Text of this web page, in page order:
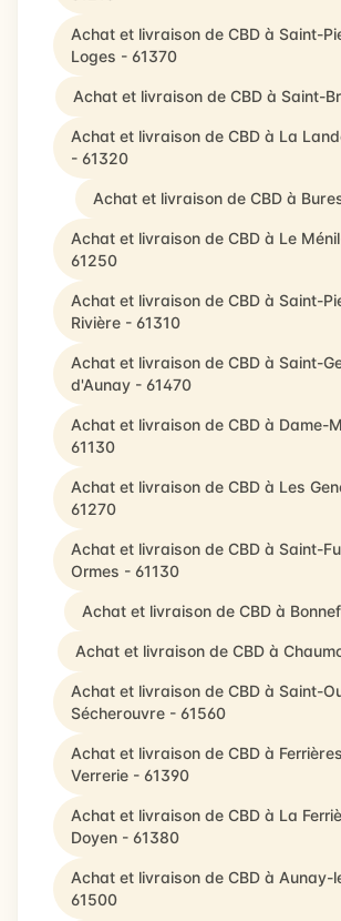
Achat et livraison de CBD à Saint-
Loges - 61370
Achat et livraison de CBD à Saint-
Achat et livraison de CBD à La
- 61320
Achat et livraison de CBD à
Achat et livraison de CBD à Le
61250
Achat et livraison de CBD à Saint-
Rivière - 61310
Achat et livraison de CBD à Saint-
d'Aunay - 61470
Achat et livraison de CBD à Dame-
61130
Achat et livraison de CBD à Les
61270
Achat et livraison de CBD à Saint-
Ormes - 61130
Achat et livraison de CBD à
Achat et livraison de CBD à
Achat et livraison de CBD à Saint-
Sécherouvre - 61560
Achat et livraison de CBD à
Verrerie - 61390
Achat et livraison de CBD à La
Doyen - 61380
Achat et livraison de CBD à Aunay-
61500